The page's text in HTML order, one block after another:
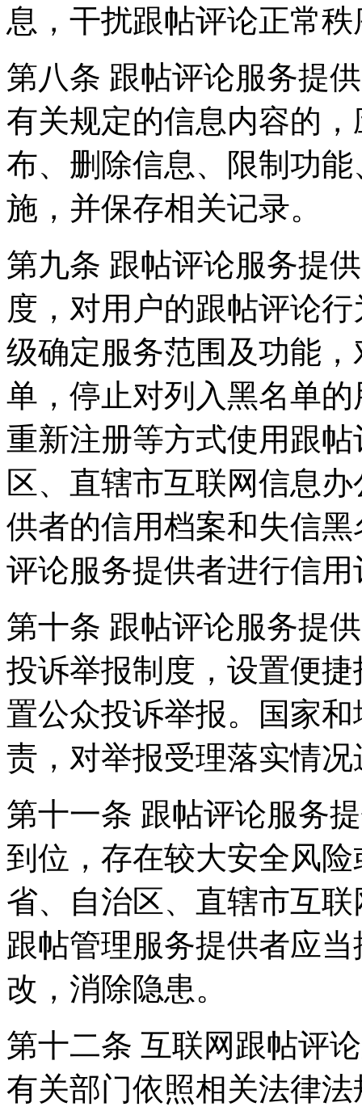
息，干扰跟帖评论正常
第八条 跟帖评论服务提
有关规定的信息内容的
布、删除信息、限制功
施，并保存相关记录。
第九条 跟帖评论服务提
度，对用户的跟帖评论
级确定服务范围及功能
单，停止对列入黑名单
重新注册等方式使用跟
区、直辖市互联网信息
供者的信用档案和失信
评论服务提供者进行信用
第十条 跟帖评论服务提
投诉举报制度，设置便
置公众投诉举报。国家
责，对举报受理落实情
第十一条 跟帖评论服务
到位，存在较大安全风
省、自治区、直辖市互
跟帖管理服务提供者应
改，消除隐患。
第十二条 互联网跟帖评
有关部门依照相关法律